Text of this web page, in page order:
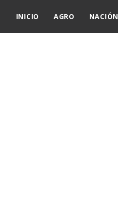
INICIO AGRO NACIÓN